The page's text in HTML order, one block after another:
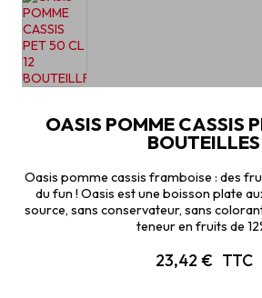
OASIS POMME CASSIS
BOUTEILLES
Oasis pomme cassis framboise : des
du fun ! Oasis est une boisson plate
source, sans conservateur, sans
teneur en fruits de
23,42 € TTC